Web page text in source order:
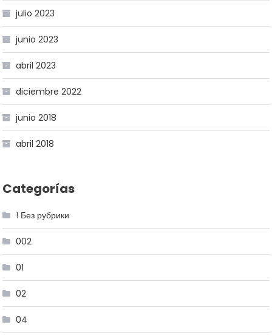
julio 2023
junio 2023
abril 2023
diciembre 2022
junio 2018
abril 2018
Categorías
! Без рубрики
002
01
02
04